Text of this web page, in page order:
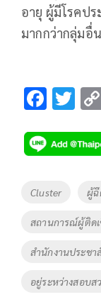
อายุ ผู้มีโรคป
มากกว่ากลุ่มอื่น
F
e
b
o
k
T
tt
er
Tags
Cluster ผู้
สถานการณ์ผู้ติด
สำนักงานประช
อยู่ระหว่างสอบส